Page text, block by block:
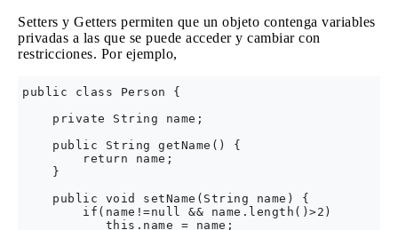
Setters y Getters permiten que un objeto contenga variables
privadas a las que se puede acceder y cambiar con
restricciones. Por ejemplo,
public class Person {
    private String name;
    public String getName() {
        return name;
    }
    public void setName(String name) {
        if(name!=null && name.length()>2)
           this.name = name;